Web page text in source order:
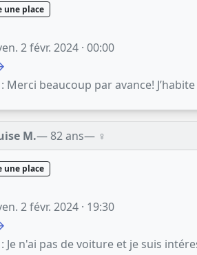
une place
2 févr. 2024 · 00:00
Merci beaucoup par avance!
M.— 82 ans— ♀️
une place
2 févr. 2024 · 19:30
Je n'ai pas de voiture et je suis